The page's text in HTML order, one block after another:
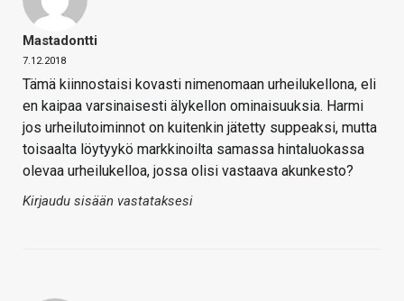
Mastadontti
7.12.2018
Tämä kiinnostaisi kovasti nimenomaan urheilukellona, eli
en kaipaa varsinaisesti älykellon ominaisuuksia. Harmi
jos urheilutoiminnot on kuitenkin jätetty suppeaksi, mutta
toisaalta löytyykö markkinoilta samassa hintaluokassa
olevaa urheilukelloa, jossa olisi vastaava akunkesto?
Kirjaudu sisään vastataksesi